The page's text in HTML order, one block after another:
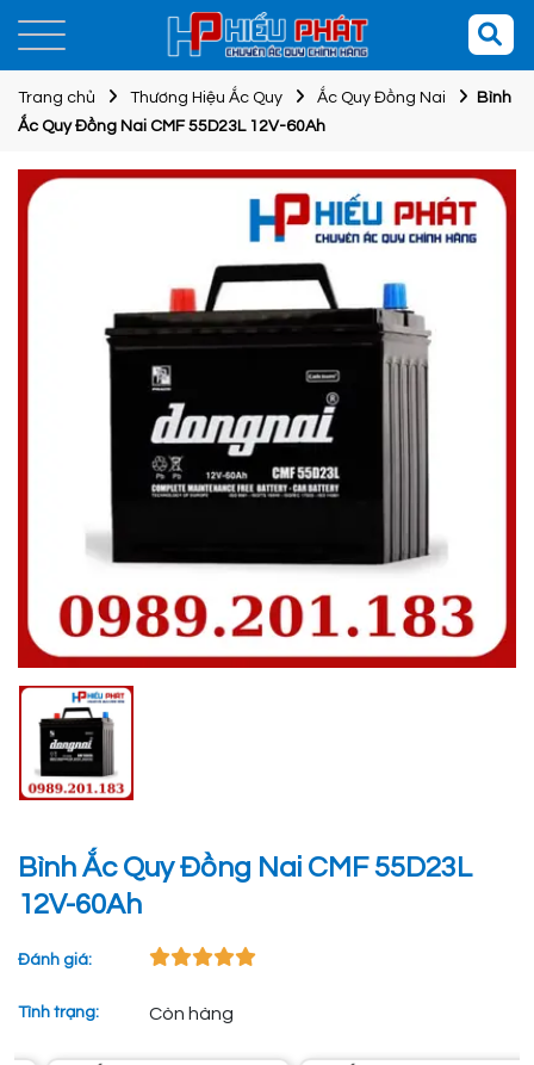
Trang chủ Thương Hiệu Ắc Quy Ắc Quy Đồng Nai
Bình
Ắc Quy Đồng Nai CMF 55D23L 12V-60Ah
Bình Ắc Quy Đồng Nai CMF 55D23L
12V-60Ah
Đánh giá:
Tình trạng: Còn hàng